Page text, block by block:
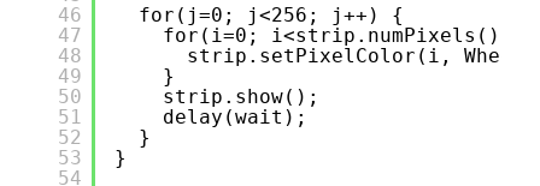
46
47
48
49
50
51
52
53
54
for(j=0; j<256; j++) {
for(i=0; i<strip.numPixels();
strip.setPixelColor(i,
}
strip.show();
delay(wait);
}
}